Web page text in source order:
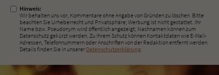
Hinweis:
Wir behalten uns vor, Kommentare ohne Angabe von Gründen zu löschen. Bitte
beachten Sie Urheberrecht und Privatsphäre; Werbung ist nicht gestattet. Ihr
Name bzw. Pseudonym wird öffentlich angezeigt; Nachnamen können zum
Datenschutz gekürzt werden. Zu Ihrem Schutz können Kontaktdaten wie E-Mail-
Adressen, Telefonnummern oder Anschriften von der Redaktion entfernt werden.
Details finden Sie in unserer Datenschutzerklärung